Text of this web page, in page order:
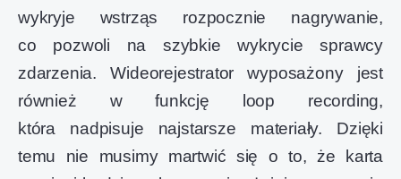
wykryje wstrząs rozpocznie nagrywanie,
co pozwoli na szybkie wykrycie sprawcy
zdarzenia. Wideorejestrator wyposażony jest
również w funkcję loop recording,
która nadpisuje najstarsze materiały. Dzięki
temu nie musimy martwić się o to, że karta